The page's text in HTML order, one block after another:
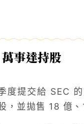
事達持股
度提交給 SEC 的
，並拋售 18 億